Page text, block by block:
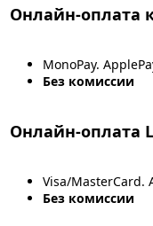
Онлайн-оплата
MonoPay.
Без комиссии
Онлайн-оплата
Visa/MasterCard.
Без комиссии